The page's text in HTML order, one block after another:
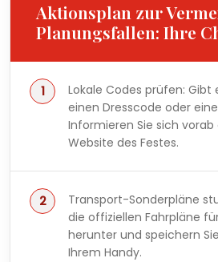
Aktionsplan zur
Planungsfallen: Ihre
Lokale Codes prüfen: Gibt
einen Dresscode oder
Informieren Sie sich
Website des Festes.
Transport-Sonderpläne
die offiziellen Fahrpläne
herunter und speichern
Ihrem Handy.